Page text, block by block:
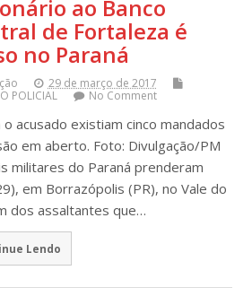
ao Banco
de Fortaleza é
no Paraná
29 de março de 2017
POLICIAL
No Comment
o acusado existiam cinco mandados
em aberto. Foto: Divulgação/PM
militares do Paraná prenderam
em Borrazópolis (PR), no Vale do
dos assaltantes que…
Lendo